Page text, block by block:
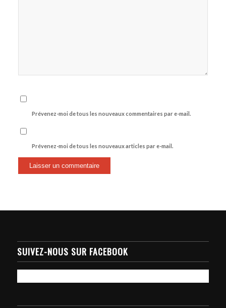
Prévenez-moi de tous les nouveaux commentaires par e-mail.
Prévenez-moi de tous les nouveaux articles par e-mail.
SUIVEZ-NOUS SUR FACEBOOK